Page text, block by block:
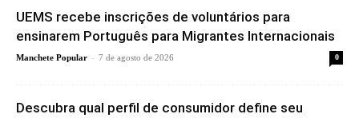
UEMS recebe inscrições de voluntários para
ensinarem Português para Migrantes Internacionais
Manchete Popular - 7 de agosto de 2026 0
Descubra qual perfil de consumidor define seu